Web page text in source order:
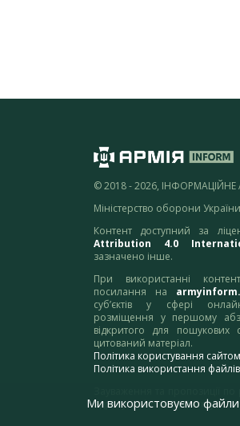
© 2018 - 2026, ІНФОРМАЦІЙНЕ
Міністерство оборони України
Контент доступний за
Attribution 4.0
зазначено інше.
При використанні
посилання на
суб’єктів у сфері
розміщення у першому
відкритого для пошукових
цитований матеріал.
Політика користування
Політика використання
адресу:
Ми використовуємо